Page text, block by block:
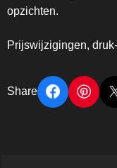
opzichten.
Prijswijzigingen,
Share